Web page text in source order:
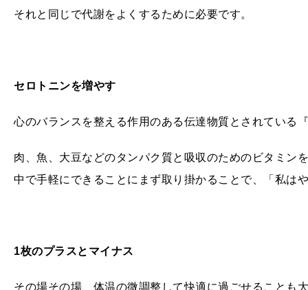
それと同じで代謝をよくするために必要です。
セロトニンを増やす
心のバランスを整える作用のある伝達物質とされている
肉、魚、大豆などのタンパク質と吸収のためのビタミン
中で手軽にできることにまず取り掛かることで、「私は
1枚のプラスとマイナス
その場その場、体温の微調整して快適に過ごせることも